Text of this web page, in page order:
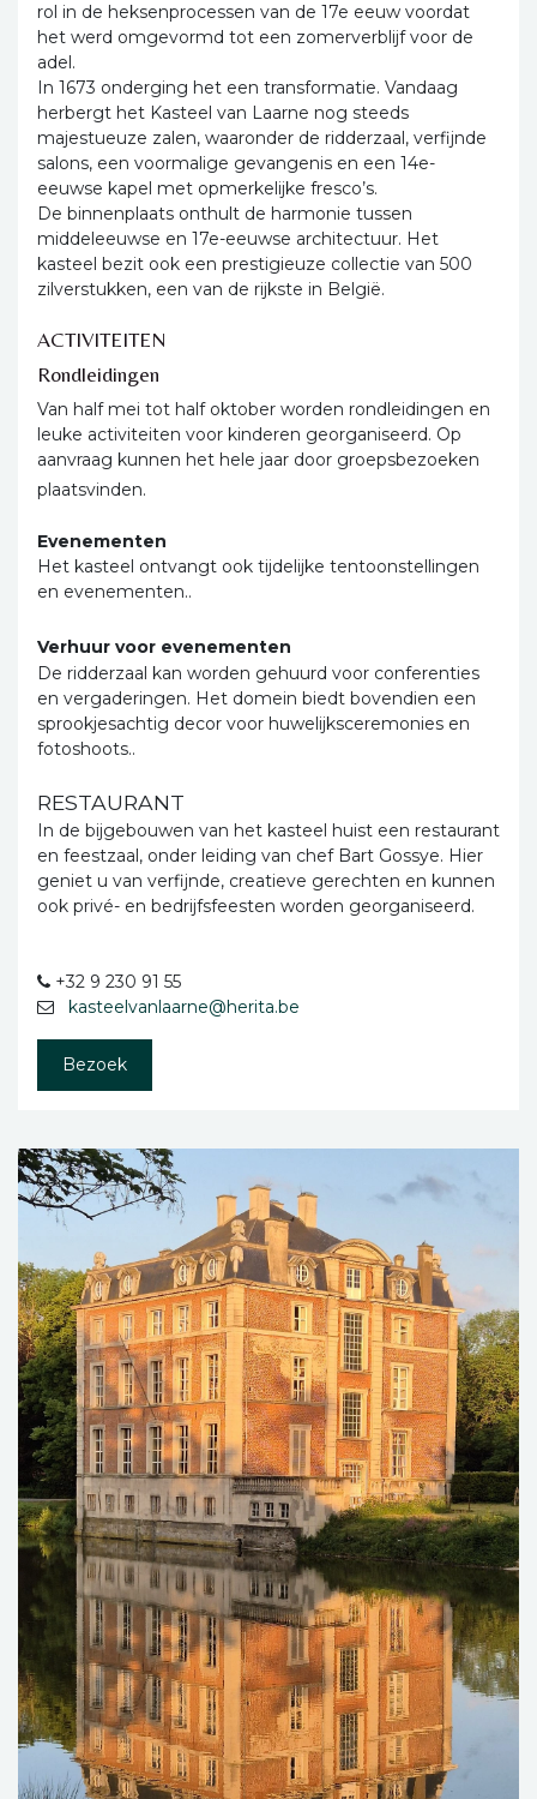
rol in de heksenprocessen van de 17e eeuw voordat
het werd omgevormd tot een zomerverblijf voor de
adel.
In 1673 onderging het een transformatie. Vandaag
herbergt het Kasteel van Laarne nog steeds
majestueuze zalen, waaronder de ridderzaal, verfijnde
salons, een voormalige gevangenis en een 14e-
eeuwse kapel met opmerkelijke fresco’s.
De binnenplaats onthult de harmonie tussen
middeleeuwse en 17e-eeuwse architectuur. Het
kasteel bezit ook een prestigieuze collectie van 500
zilverstukken, een van de rijkste in België.
ACTIVITEITEN
Rondleidingen
Van half mei tot half oktober worden rondleidingen en
leuke activiteiten voor kinderen georganiseerd. Op
aanvraag kunnen het hele jaar door groepsbezoeken
plaatsvinden.
Evenementen
Het kasteel ontvangt ook tijdelijke tentoonstellingen
en evenementen..
Verhuur voor evenementen
De ridderzaal kan worden gehuurd voor conferenties
en vergaderingen. Het domein biedt bovendien een
sprookjesachtig decor voor huwelijksceremonies en
fotoshoots..
RESTAURANT
In de bijgebouwen van het kasteel huist een restaurant
en feestzaal, onder leiding van chef Bart Gossye. Hier
geniet u van verfijnde, creatieve gerechten en kunnen
ook privé- en bedrijfsfeesten worden georganiseerd.
+32 9 230 91 55
kasteelvanlaarne@herita.be
Bezoek